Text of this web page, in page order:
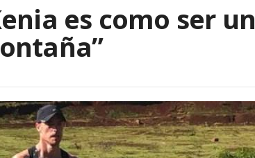
es como ser un